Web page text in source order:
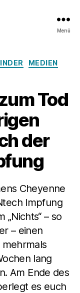
Menü
MEDIEN
Tod
der
Cheyenne
Impfung
– so
– einen
lang
Am Ende des
es euch